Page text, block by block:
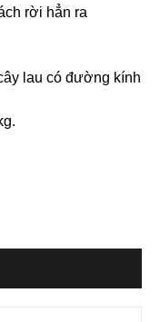
rời hẳn ra
lau có đường kính